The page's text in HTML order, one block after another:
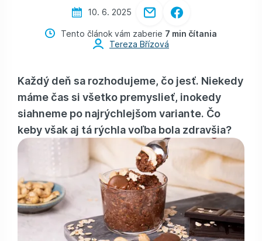
10. 6. 2025
Tento článok vám zaberie 7 min čítania
Tereza Břízová
Každý deň sa rozhodujeme, čo jesť. Niekedy
máme čas si všetko premyslieť, inokedy
siahneme po najrýchlejšom variante. Čo
keby však aj tá rýchla voľba bola zdravšia?